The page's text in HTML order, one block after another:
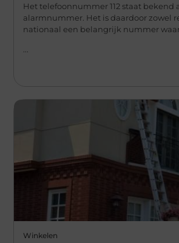
Het telefoonnummer 112 staat bekend
alarmnummer. Het is daardoor zowel
nationaal een belangrijk nummer
Winkelen